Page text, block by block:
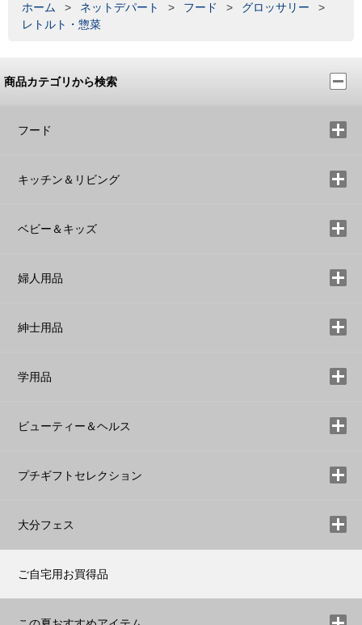
ホーム > ネットデパート > フード > グロッサリー
>
レトルト・惣菜
商品カテゴリから検索
フード
キッチン＆リビング
ベビー＆キッズ
婦人用品
紳士用品
学用品
ビューティー＆ヘルス
プチギフトセレクション
大分フェス
ご自宅用お買得品